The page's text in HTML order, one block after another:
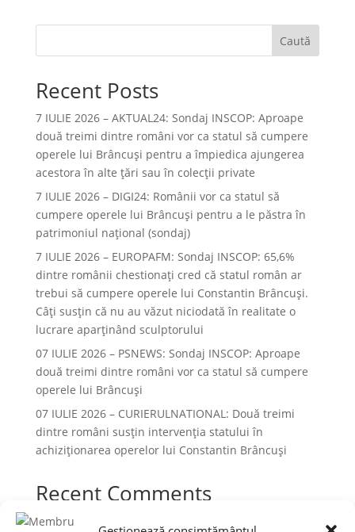
Caută
Recent Posts
7 IULIE 2026 – AKTUAL24: Sondaj INSCOP: Aproape
două treimi dintre români vor ca statul să cumpere
operele lui Brâncuşi pentru a împiedica ajungerea
acestora în alte ţări sau în colecţii private
7 IULIE 2026 – DIGI24: Românii vor ca statul să
cumpere operele lui Brâncuși pentru a le păstra în
patrimoniul național (sondaj)
7 IULIE 2026 – EUROPAFM: Sondaj INSCOP: 65,6%
dintre românii chestionați cred că statul român ar
trebui să cumpere operele lui Constantin Brâncuși.
Câți susțin că nu au văzut niciodată în realitate o
lucrare aparținând sculptorului
07 IULIE 2026 – PSNEWS: Sondaj INSCOP: Aproape
două treimi dintre români vor ca statul să cumpere
operele lui Brâncuși
07 IULIE 2026 – CURIERULNATIONAL: Două treimi
dintre români susțin intervenția statului în
achiziționarea operelor lui Constantin Brâncuși
Recent Comments
Niciun comentariu de arătat.